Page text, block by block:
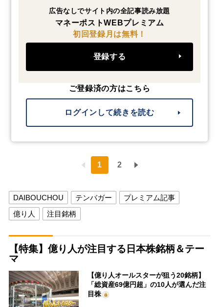
広告なしでサイト内の全記事読み放題
マネーポストWEBプレミアム
初回登録月は無料！
登録する
ご登録済の方はこちら
ログインして続きを読む
1 2
DAIBOUCHOU テンバガー
プレミアム記事
億り人
注目銘柄
【特集】億り人が注目する日本株銘柄＆テー
マ
【億り人オールスターが狙う20銘柄】
「総資産69億円超」の10人が選んだ注
目株